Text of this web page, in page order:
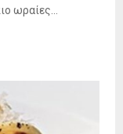
ωραίες...